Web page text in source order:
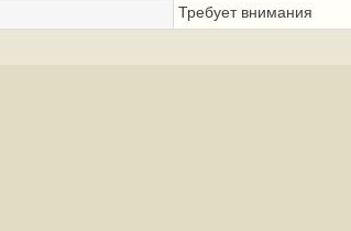
Требует внимания